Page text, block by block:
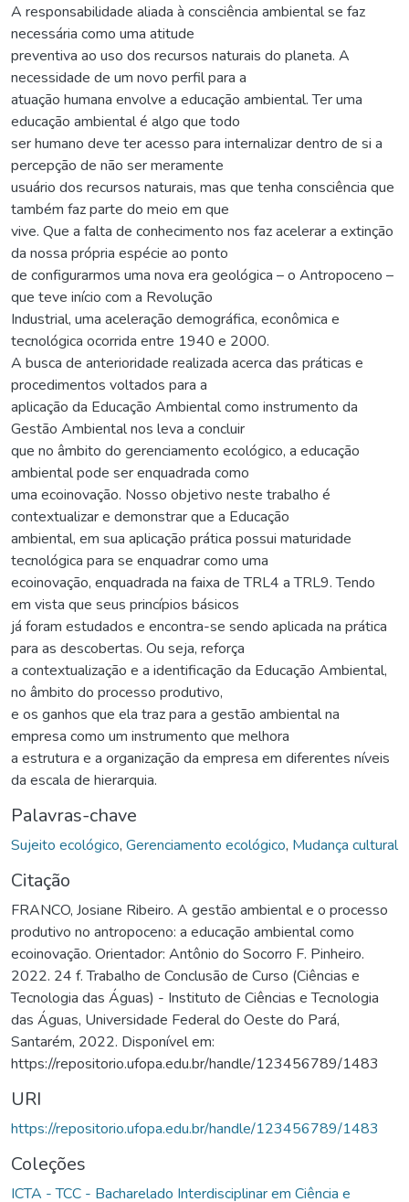
A responsabilidade aliada à consciência ambiental se faz
necessária como uma atitude
preventiva ao uso dos recursos naturais do planeta. A
necessidade de um novo perfil para a
atuação humana envolve a educação ambiental. Ter uma
educação ambiental é algo que todo
ser humano deve ter acesso para internalizar dentro de si a
percepção de não ser meramente
usuário dos recursos naturais, mas que tenha consciência que
também faz parte do meio em que
vive. Que a falta de conhecimento nos faz acelerar a extinção
da nossa própria espécie ao ponto
de configurarmos uma nova era geológica – o Antropoceno –
que teve início com a Revolução
Industrial, uma aceleração demográfica, econômica e
tecnológica ocorrida entre 1940 e 2000.
A busca de anterioridade realizada acerca das práticas e
procedimentos voltados para a
aplicação da Educação Ambiental como instrumento da
Gestão Ambiental nos leva a concluir
que no âmbito do gerenciamento ecológico, a educação
ambiental pode ser enquadrada como
uma ecoinovação. Nosso objetivo neste trabalho é
contextualizar e demonstrar que a Educação
ambiental, em sua aplicação prática possui maturidade
tecnológica para se enquadrar como uma
ecoinovação, enquadrada na faixa de TRL4 a TRL9. Tendo
em vista que seus princípios básicos
já foram estudados e encontra-se sendo aplicada na prática
para as descobertas. Ou seja, reforça
a contextualização e a identificação da Educação Ambiental,
no âmbito do processo produtivo,
e os ganhos que ela traz para a gestão ambiental na
empresa como um instrumento que melhora
a estrutura e a organização da empresa em diferentes níveis
da escala de hierarquia.
Palavras-chave
Sujeito ecológico, Gerenciamento ecológico, Mudança cultural
Citação
FRANCO, Josiane Ribeiro. A gestão ambiental e o processo
produtivo no antropoceno: a educação ambiental como
ecoinovação. Orientador: Antônio do Socorro F. Pinheiro.
2022. 24 f. Trabalho de Conclusão de Curso (Ciências e
Tecnologia das Águas) - Instituto de Ciências e Tecnologia
das Águas, Universidade Federal do Oeste do Pará,
Santarém, 2022. Disponível em:
https://repositorio.ufopa.edu.br/handle/123456789/1483
URI
https://repositorio.ufopa.edu.br/handle/123456789/1483
Coleções
ICTA - TCC - Bacharelado Interdisciplinar em Ciência e